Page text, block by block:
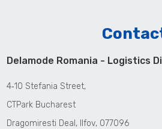
Delamode Romania - Logistics
4‑10 Stefania Street,
CTPark Bucharest
Dragomiresti Deal, Ilfov, 077096